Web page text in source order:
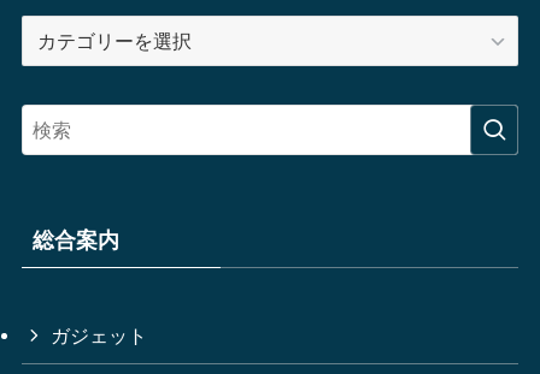
テ
リ
ー
総合案内
ガジェット